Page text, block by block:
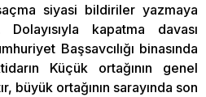
siyasi bildiriler yazmaya
kapatma davası
Başsavcılığı binasında
Küçük ortağının genel
büyük ortağının sarayında son